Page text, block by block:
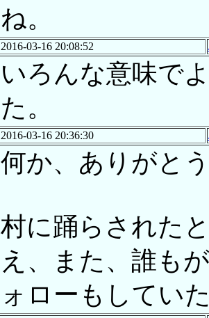
ね。
2016-03-16 20:08:52
いろんな意味で
た。
2016-03-16 20:36:30
何か、ありがと
村に踊らされた
え、また、誰も
ォローもしてい